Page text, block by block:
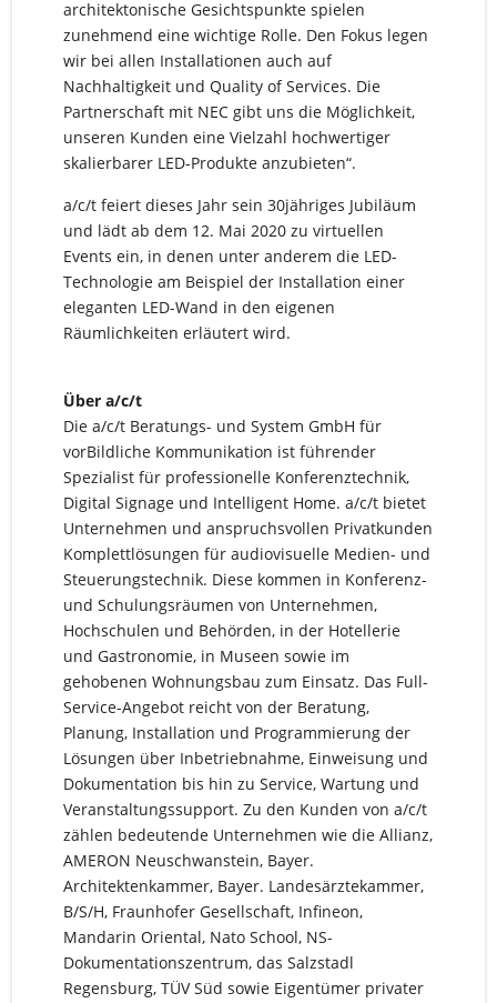
architektonische Gesichtspunkte spielen
zunehmend eine wichtige Rolle. Den Fokus legen
wir bei allen Installationen auch auf
Nachhaltigkeit und Quality of Services. Die
Partnerschaft mit NEC gibt uns die Möglichkeit,
unseren Kunden eine Vielzahl hochwertiger
skalierbarer LED-Produkte anzubieten“.
a/c/t feiert dieses Jahr sein 30jähriges Jubiläum
und lädt ab dem 12. Mai 2020 zu virtuellen
Events ein, in denen unter anderem die LED-
Technologie am Beispiel der Installation einer
eleganten LED-Wand in den eigenen
Räumlichkeiten erläutert wird.
Über a/c/t
Die a/c/t Beratungs- und System GmbH für
vorBildliche Kommunikation ist führender
Spezialist für professionelle Konferenztechnik,
Digital Signage und Intelligent Home. a/c/t bietet
Unternehmen und anspruchsvollen Privatkunden
Komplettlösungen für audiovisuelle Medien- und
Steuerungstechnik. Diese kommen in Konferenz-
und Schulungsräumen von Unternehmen,
Hochschulen und Behörden, in der Hotellerie
und Gastronomie, in Museen sowie im
gehobenen Wohnungsbau zum Einsatz. Das Full-
Service-Angebot reicht von der Beratung,
Planung, Installation und Programmierung der
Lösungen über Inbetriebnahme, Einweisung und
Dokumentation bis hin zu Service, Wartung und
Veranstaltungssupport. Zu den Kunden von a/c/t
zählen bedeutende Unternehmen wie die Allianz,
AMERON Neuschwanstein, Bayer.
Architektenkammer, Bayer. Landesärztekammer,
B/S/H, Fraunhofer Gesellschaft, Infineon,
Mandarin Oriental, Nato School, NS-
Dokumentationszentrum, das Salzstadl
Regensburg, TÜV Süd sowie Eigentümer privater